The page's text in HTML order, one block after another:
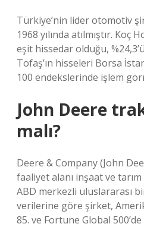
Türkiye’nin lider otomotiv
1968 yılında atılmıştır. Koç
eşit hissedar olduğu,
Tofaş’ın hisseleri Borsa
100 endekslerinde işlem
John Deere
malı?
Deere & Company (John
faaliyet alanı inşaat ve
ABD merkezli uluslararası
verilerine göre şirket,
85. ve Fortune Global